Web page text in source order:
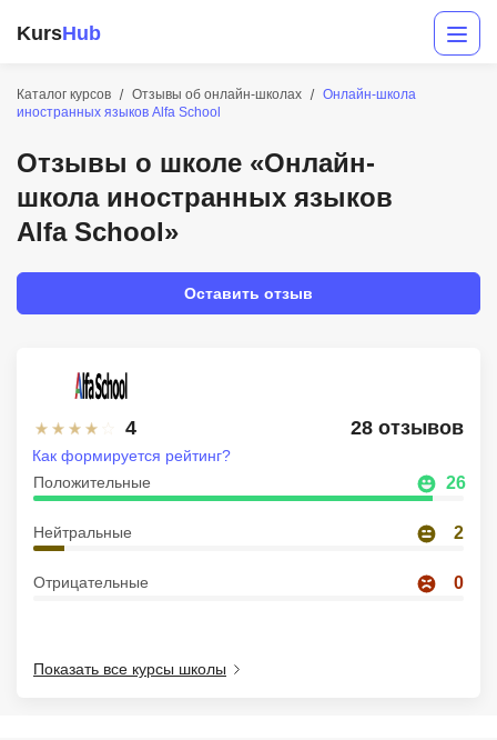
KursHub
Каталог курсов Отзывы об онлайн-школах
Онлайн-школа
иностранных языков Alfa School
Отзывы о школе «Онлайн-
школа иностранных языков
Alfa School»
Оставить отзыв
4 28 отзывов
Положительные 26
Нейтральные 2
Отрицательные 0
Как формируется рейтинг?
Показать все курсы школы
Разработка
Дизайн
Аналитика
Менеджмент
Иностранные языки
Soft Skills
Детям